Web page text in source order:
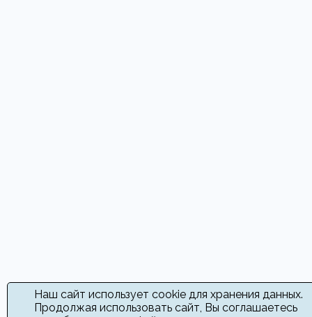
Наш сайт использует cookie для хранения данных.
Продолжая использовать сайт, Вы соглашаетесь